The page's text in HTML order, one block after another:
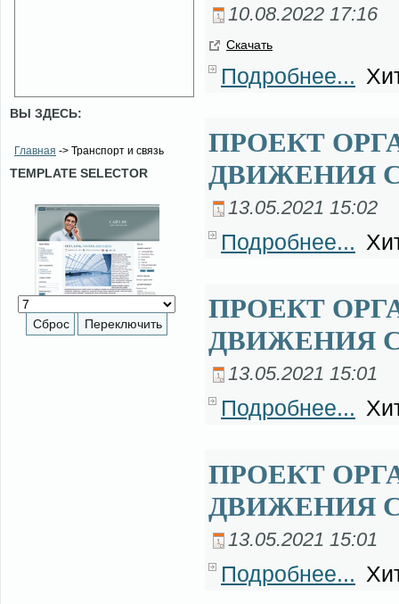
ВЫ ЗДЕСЬ:
Главная -> Транспорт и связь
TEMPLATE SELECTOR
10.08.2022 17:16
Ска­чать
Подробнее...
ПРОЕКТ
ДВИЖЕНИЯ
13.05.2021 15:02
Подробнее...
ПРОЕКТ
ДВИЖЕНИЯ
13.05.2021 15:01
Подробнее...
ПРОЕКТ
ДВИЖЕНИЯ
13.05.2021 15:01
Подробнее...